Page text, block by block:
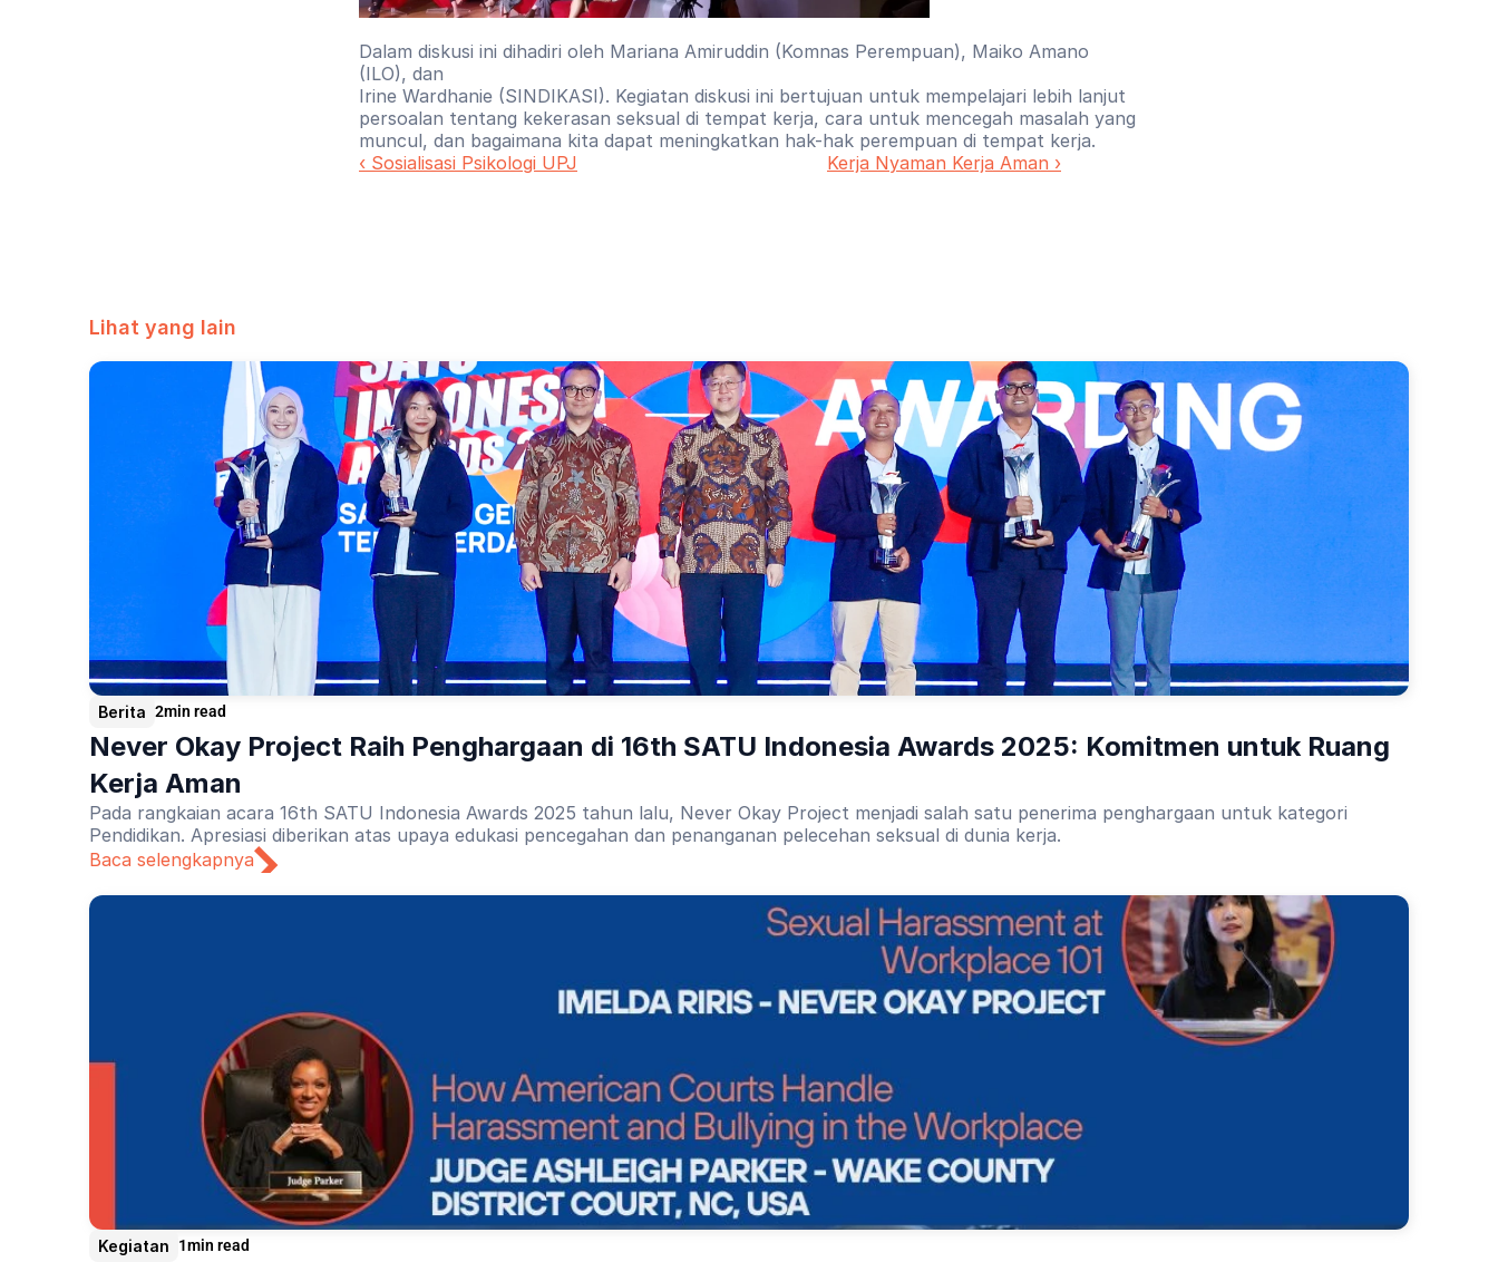
Dalam diskusi ini dihadiri oleh Mariana Amiruddin (Komnas Perempuan), Maiko Amano
(ILO), dan
Irine Wardhanie (SINDIKASI). Kegiatan diskusi ini bertujuan untuk mempelajari lebih lanjut
persoalan tentang kekerasan seksual di tempat kerja, cara untuk mencegah masalah yang
muncul, dan bagaimana kita dapat meningkatkan hak-hak perempuan di tempat kerja.
‹ Sosialisasi Psikologi UPJ
Kerja Nyaman Kerja Aman ›
Lihat yang lain
Berita 2min read
Never Okay Project Raih Penghargaan di 16th SATU Indonesia Awards 2025: Komitmen untuk Ruang
Kerja Aman
Pada rangkaian acara 16th SATU Indonesia Awards 2025 tahun lalu, Never Okay Project menjadi salah satu penerima penghargaan untuk kategori
Pendidikan. Apresiasi diberikan atas upaya edukasi pencegahan dan penanganan pelecehan seksual di dunia kerja.
Baca selengkapnya
Kegiatan 1min read